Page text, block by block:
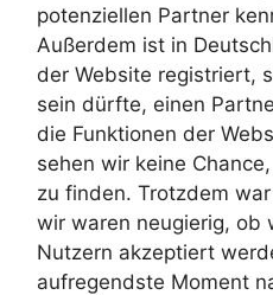
potenziellen Partner
Außerdem ist in
der Website registriert,
sein dürfte, einen
die Funktionen der
sehen wir keine
zu finden. Trotzdem
wir waren neugierig, ob
Nutzern akzeptiert
aufregendste Moment